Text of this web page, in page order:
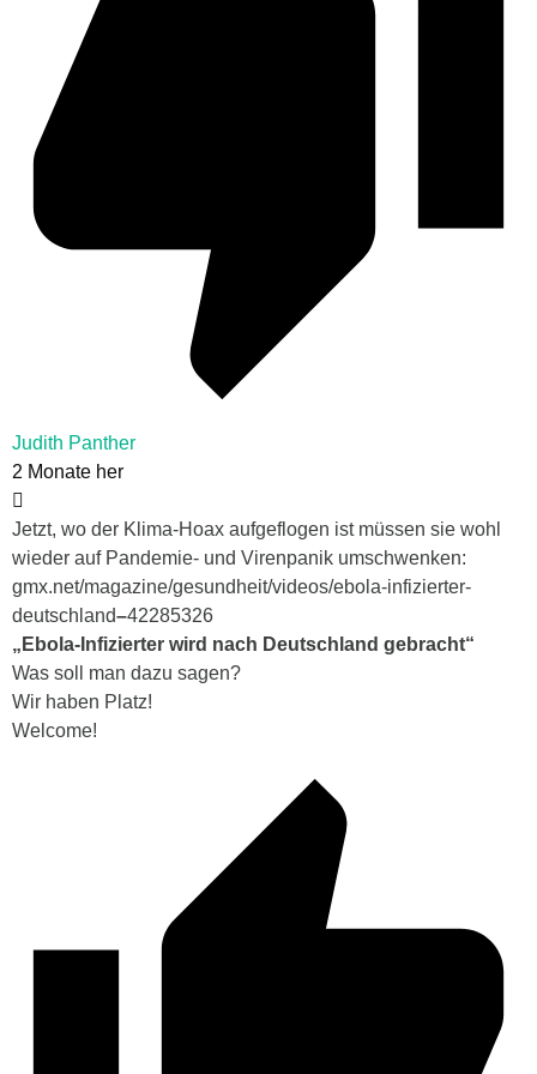
Judith Panther
2 Monate her
Jetzt, wo der Klima-Hoax aufgeflogen ist müssen sie wohl
wieder auf Pandemie- und Virenpanik umschwenken:
gmx.net/magazine/gesundheit/videos/ebola-infizierter-
deutschland–42285326
„Ebola-Infizierter wird nach Deutschland gebracht“
Was soll man dazu sagen?
Wir haben Platz!
Welcome!